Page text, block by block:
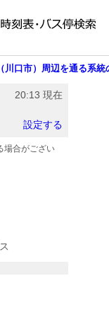
川口市）周辺を通る系統
設定する
20:13 現在
場合がござい